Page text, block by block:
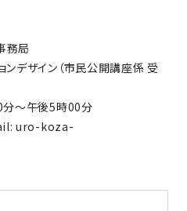
務局
デザイン（市民公開講座係 受
分～午後5時00分
uro-koza-